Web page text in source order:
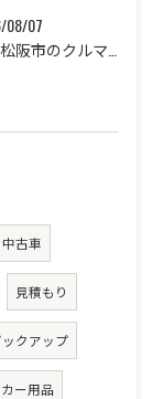
08/07
中古車
見積もり
ックアップ
カー用品